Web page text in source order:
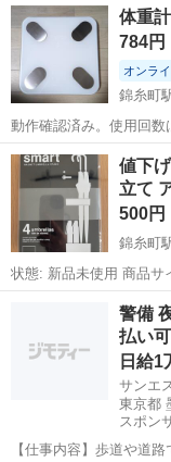
体重
784円
オンラ
錦糸町
動作確認済み。使用回数
東京 墨田区 錦
値下
500円
錦糸町
状態: 新品未使用 商品サ
ー:約W18.8×D5×H8cm
品重量:上ホルダー:約
墨田区 錦
警備
払い
日給1
サンエ
東京都
スポン
【仕事内容】歩道や道